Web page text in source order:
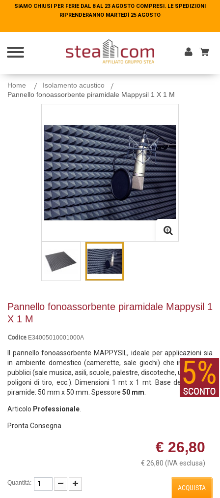
SIAMO CHIUSI PER FERIE DAL 8 AL 23 AGOSTO COMPRESI. LE SPEDIZIONI
RIPRENDERANNO MARTEDÌ 25 AGOSTO
Home
Isolamento acustico
Pannello fonoassorbente piramidale Mappysil 1 X 1 M
Pannello fonoassorbente piramidale Mappysil 1
X 1 M
Codice E34005010001000A
Il pannello fonoassorbente MAPPYSIL, ideale per applicazioni sia
in ambiente domestico (camerette, sale giochi) che in ambienti
pubblici (sale musica, asili, scuole, palestre, discoteche, uffici, hotel,
poligoni di tiro, ecc.). Dimensioni 1 mt x 1 mt. Base della singola
piramide: 50 mm x 50 mm. Spessore 50 mm
Articolo Professionale
Pronta Consegna
€ 26,80
€ 26,80 (IVA esclusa)
Quantità:
ACQUISTA
SIAMO CHIUSI PER FERIE DAL 8 AL 23 AGOSTO COMPRESI. LE SPEDIZIONI
RIPRENDERANNO MARTEDÌ 25 AGOSTO